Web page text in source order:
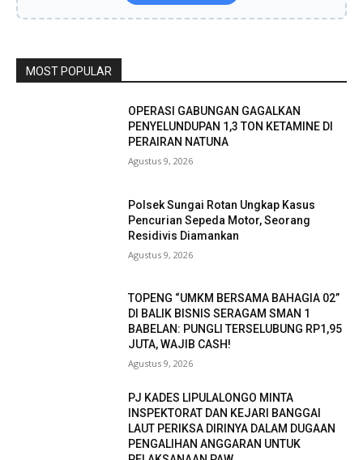
MOST POPULAR
OPERASI GABUNGAN GAGALKAN
PENYELUNDUPAN 1,3 TON KETAMINE DI
PERAIRAN NATUNA
Agustus 9, 2026
Polsek Sungai Rotan Ungkap Kasus
Pencurian Sepeda Motor, Seorang
Residivis Diamankan
Agustus 9, 2026
TOPENG “UMKM BERSAMA BAHAGIA 02”
DI BALIK BISNIS SERAGAM SMAN 1
BABELAN: PUNGLI TERSELUBUNG RP1,95
JUTA, WAJIB CASH!
Agustus 9, 2026
PJ KADES LIPULALONGO MINTA
INSPEKTORAT DAN KEJARI BANGGAI
LAUT PERIKSA DIRINYA DALAM DUGAAN
PENGALIHAN ANGGARAN UNTUK